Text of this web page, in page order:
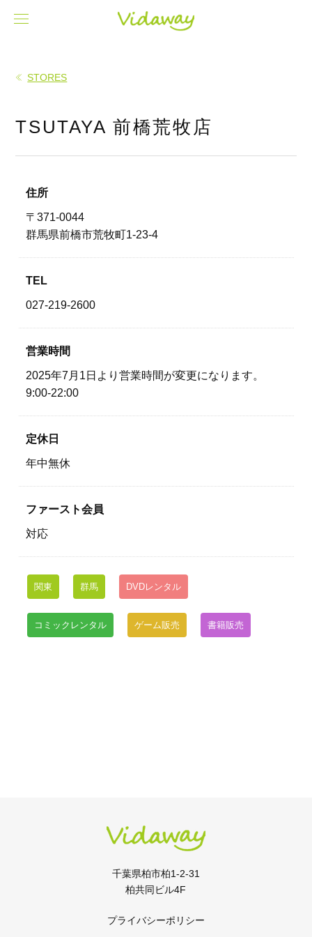
STORES
TSUTAYA 前橋荒牧店
住所
〒371-0044
群馬県前橋市荒牧町1-23-4
TEL
027-219-2600
営業時間
2025年7月1日より営業時間が変更になります。
9:00-22:00
定休日
年中無休
ファースト会員
対応
関東 群馬 DVDレンタル
コミックレンタル ゲーム販売 書籍販売
千葉県柏市柏1-2-31
柏共同ビル4F
プライバシーポリシー